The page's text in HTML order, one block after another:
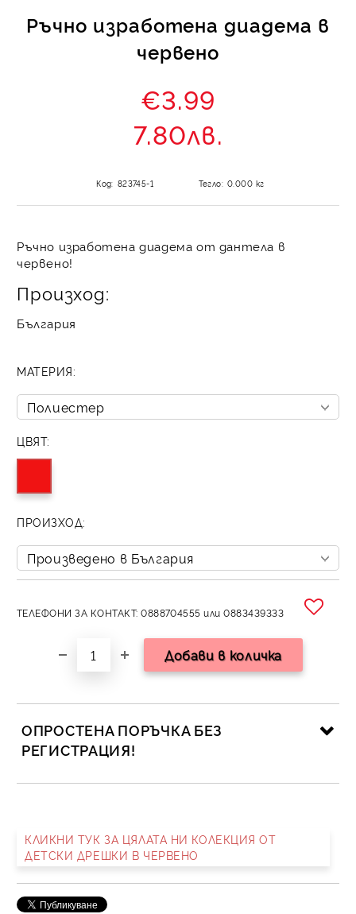
Ръчно изработена диадема в
червено
€3.99
7.80лв.
Код: 823745-1 Тегло: 0.000 кг
Ръчно изработена диадема от дантела в
червено!
Произход:
България
МАТЕРИЯ:
ЦВЯТ:
ПРОИЗХОД:
ТЕЛЕФОНИ ЗА КОНТАКТ: 0888704555 или 0883439333
ОПРОСТЕНА ПОРЪЧКА БЕЗ
РЕГИСТРАЦИЯ!
Ние ще се свържем с вас в рамките на работния ден.
КЛИКНИ ТУК ЗА ЦЯЛАТА НИ КОЛЕКЦИЯ ОТ
ДЕТСКИ ДРЕШКИ В ЧЕРВЕНО